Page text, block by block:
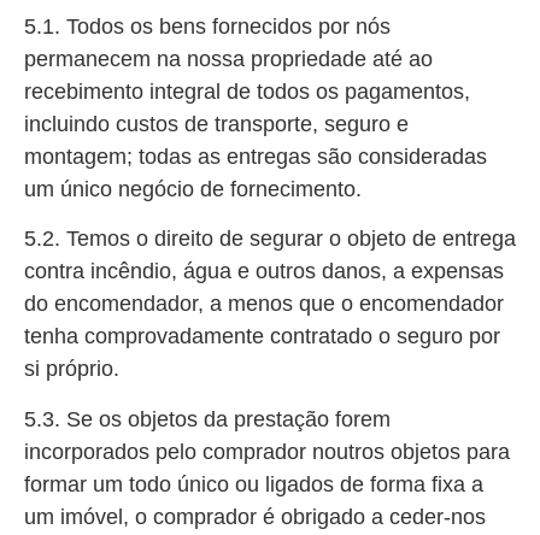
5.1. Todos os bens fornecidos por nós
permanecem na nossa propriedade até ao
recebimento integral de todos os pagamentos,
incluindo custos de transporte, seguro e
montagem; todas as entregas são consideradas
um único negócio de fornecimento.
5.2. Temos o direito de segurar o objeto de entrega
contra incêndio, água e outros danos, a expensas
do encomendador, a menos que o encomendador
tenha comprovadamente contratado o seguro por
si próprio.
5.3. Se os objetos da prestação forem
incorporados pelo comprador noutros objetos para
formar um todo único ou ligados de forma fixa a
um imóvel, o comprador é obrigado a ceder-nos